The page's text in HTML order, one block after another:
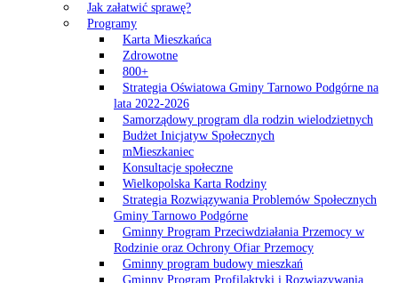
Jak załatwić sprawę?
Programy
Karta Mieszkańca
Zdrowotne
800+
Strategia Oświatowa Gminy Tarnowo Podgórne na
lata 2022-2026
Samorządowy program dla rodzin wielodzietnych
Budżet Inicjatyw Społecznych
mMieszkaniec
Konsultacje społeczne
Wielkopolska Karta Rodziny
Strategia Rozwiązywania Problemów Społecznych
Gminy Tarnowo Podgórne
Gminny Program Przeciwdziałania Przemocy w
Rodzinie oraz Ochrony Ofiar Przemocy
Gminny program budowy mieszkań
Gminny Program Profilaktyki i Rozwiązywania